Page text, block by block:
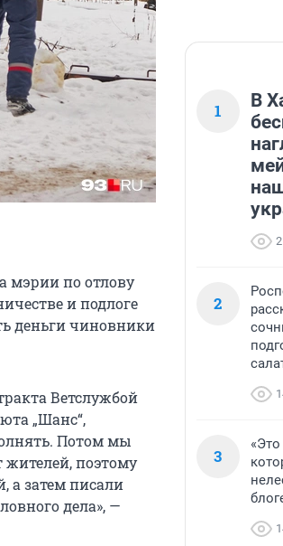
мэрии по отлову
и подлоге
деньги чиновники
Ветслужбой
„Шанс“,
Потом мы
жителей, поэтому
затем писали
дела», —
1
В
2
3